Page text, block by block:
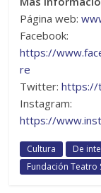
Página web:
Facebook:
https://
re
Twitter:https://
Instagram:
https://
Cultura De
Fundación Teatro